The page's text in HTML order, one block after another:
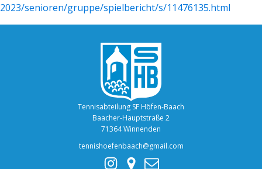
2023/senioren/gruppe/spielbericht/s/11476135.html
Tennisabteilung SF Höfen-Baach
Baacher-Hauptstraße 2
71364 Winnenden
tennishoefenbaach@gmail.com